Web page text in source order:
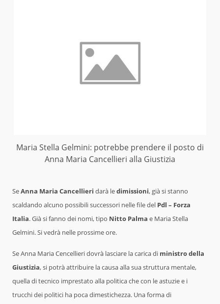
Maria Stella Gelmini: potrebbe prendere il posto di
Anna Maria Cancellieri alla Giustizia
SeAnna Maria Cancellieri darà ledimissioni, già si stanno
scaldando alcuno possibili successori nelle file del Pdl – Forza
Italia. Già si fanno dei nomi, tipo Nitto Palma e Maria Stella
Gelmini. Si vedrà nelle prossime ore.
Se Anna Maria Cencellieri dovrà lasciare la carica di ministro della
Giustizia, si potrà attribuire la causa alla sua struttura mentale,
quella di tecnico imprestato alla politica che con le astuzie e i
trucchi dei politici ha poca dimestichezza. Una forma di